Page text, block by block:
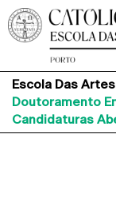
Escola Das Artes
Doutoramento
Candidaturas